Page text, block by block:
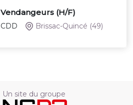
Vendangeurs (H/F)
CDD Brissac-Quincé (49)
Un site du groupe